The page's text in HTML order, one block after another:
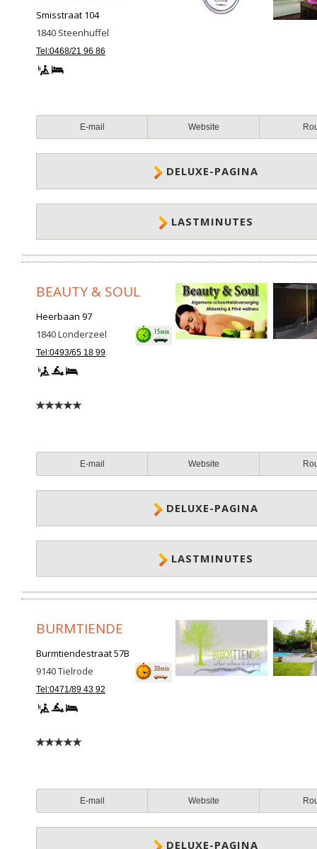
Smisstraat 104
1840 Steenhuffel
Tel:0468/21 96 86
E-mail Website
DELUXE-PAGINA
LASTMINUTES
BEAUTY & SOUL
Heerbaan 97
1840Londerzeel
Tel:0493/65 18 99
E-mail Website
DELUXE-PAGINA
LASTMINUTES
BURMTIENDE
Burmtiendestraat 57B
9140Tielrode
Tel:0471/89 43 92
E-mail Website
DELUXE-PAGINA